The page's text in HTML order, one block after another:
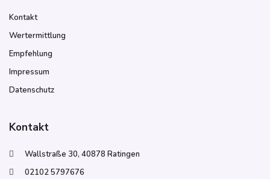
Kontakt
Wertermittlung
Empfehlung
Impressum
Datenschutz
Kontakt
Wallstraße 30, 40878 Ratingen
02102 5797676